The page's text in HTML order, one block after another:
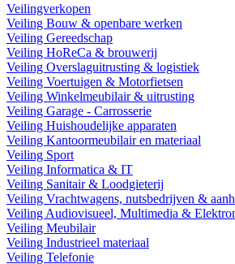
Veilingverkopen
Veiling Bouw & openbare werken
Veiling Gereedschap
Veiling HoReCa & brouwerij
Veiling Overslaguitrusting & logistiek
Veiling Voertuigen & Motorfietsen
Veiling Winkelmeubilair & uitrusting
Veiling Garage - Carrosserie
Veiling Huishoudelijke apparaten
Veiling Kantoormeubilair en materiaal
Veiling Sport
Veiling Informatica & IT
Veiling Sanitair & Loodgieterij
Veiling Vrachtwagens, nutsbedrijven &
Veiling Audiovisueel, Multimedia &
Veiling Meubilair
Veiling Industrieel materiaal
Veiling Telefonie